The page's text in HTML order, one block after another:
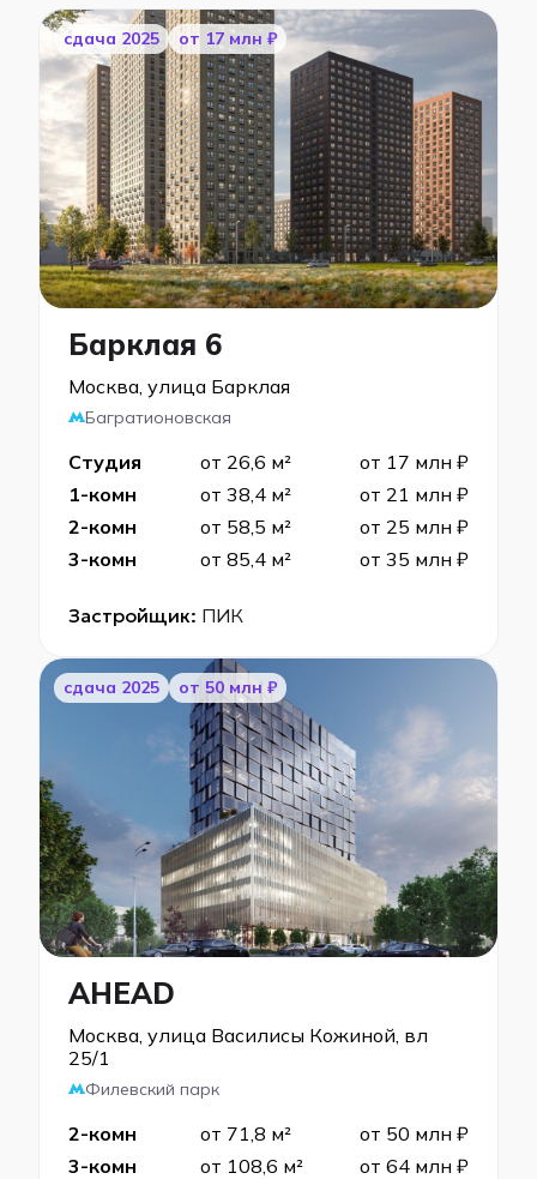
cдача 2025 от 17 млн ₽
Барклая 6
Москва, улица Барклая
Багратионовская
Студия от 26,6 м²
от 17 млн ₽
1-комн
от 38,4 м²
от 21 млн ₽
2-комн
от 58,5 м²
от 25 млн ₽
3-комн
от 85,4 м² от 35 млн ₽
Застройщик: ПИК
cдача 2025 от 50 млн ₽
AHEAD
Москва, улица Василисы Кожиной, вл
25/1
Филевский парк
2-комн от 71,8 м²
от 50 млн ₽
3-комн
от 108,6 м²
от 64 млн ₽